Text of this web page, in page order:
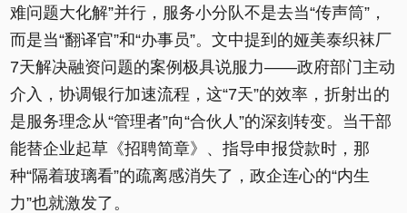
难问题大化解”并行，服务小分队不是去当“传声筒”，
而是当“翻译官”和“办事员”。文中提到的娅美泰织袜厂
7天解决融资问题的案例极具说服力——政府部门主动
介入，协调银行加速流程，这“7天”的效率，折射出的
是服务理念从“管理者”向“合伙人”的深刻转变。当干部
能替企业起草《招聘简章》、指导申报贷款时，那
种“隔着玻璃看”的疏离感消失了，政企连心的“内生
力”也就激发了。